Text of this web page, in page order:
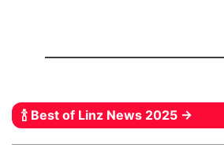
🍾 Best of Linz News 2025 →